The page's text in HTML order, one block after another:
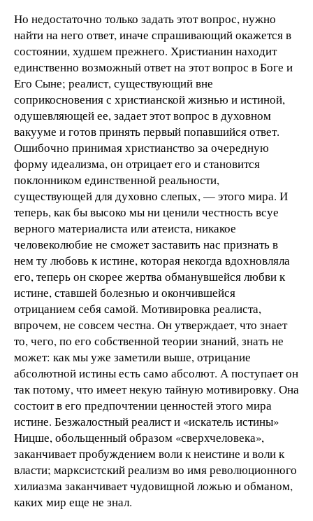
Но недостаточно только задать этот вопрос, нужно
найти на него ответ, иначе спрашивающий окажется в
состоянии, худшем прежнего. Христианин находит
единственно возможный ответ на этот вопрос в Боге и
Его Сыне; реалист, существующий вне
соприкосновения с христианской жизнью и истиной,
одушевляющей ее, задает этот вопрос в духовном
вакууме и готов принять первый попавшийся ответ.
Ошибочно принимая христианство за очередную
форму идеализма, он отрицает его и становится
поклонником единственной реальности,
существующей для духовно слепых, — этого мира. И
теперь, как бы высоко мы ни ценили честность всуе
верного материалиста или атеиста, никакое
человеколюбие не сможет заставить нас признать в
нем ту любовь к истине, которая некогда вдохновляла
его, теперь он скорее жертва обманувшейся любви к
истине, ставшей болезнью и окончившейся
отрицанием себя самой. Мотивировка реалиста,
впрочем, не совсем честна. Он утверждает, что знает
то, чего, по его собственной теории знаний, знать не
может: как мы уже заметили выше, отрицание
абсолютной истины есть само абсолют. А поступает он
так потому, что имеет некую тайную мотивировку. Она
состоит в его предпочтении ценностей этого мира
истине. Безжалостный реалист и «искатель истины»
Ницше, обольщенный образом «сверхчеловека»,
заканчивает пробуждением воли к неистине и воли к
власти; марксистский реализм во имя революционного
хилиазма заканчивает чудовищной ложью и обманом,
каких мир еще не знал.